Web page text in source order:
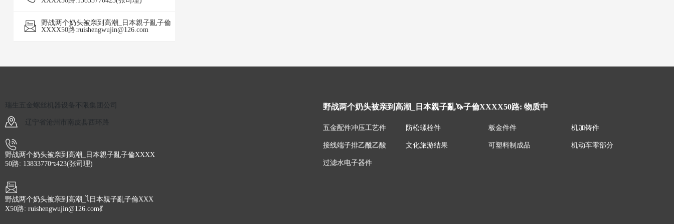
野战两个奶头被亲到高潮_日本親子亂子倫
XXXX50路:ruishengwujin@126.com
瑞生五金螺丝机器设备不限集团公司
辽宁省沧州市南皮县西环路
野战两个奶头被亲到高潮_日本親子亂子倫XXXX
50路: 13833770ಌ423(张司理)
野战两个奶头被亲到高潮_ไ日本親子亂子倫XXX
X50路: ruishengwujin@126.com💃
野战两个奶头被亲到高潮_日本親子亂🦄子倫XXXX50路: 物质中
五金配件冲压工艺件 防松螺栓件 板金件件 机加铸件
接线端子排乙酰乙酸 文化旅游结果 可塑料制成品 机动车零部分
过滤水电子器件